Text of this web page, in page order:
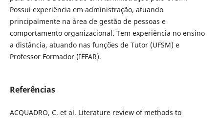
Possui experiência em administração, atuando
principalmente na área de gestão de pessoas e
comportamento organizacional. Tem experiência no ensino
a distância, atuando nas funções de Tutor (UFSM) e
Professor Formador (IFFAR).
Referências
ACQUADRO, C. et al. Literature review of methods to